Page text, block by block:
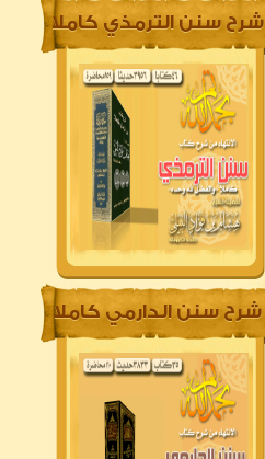
شرح سنن الترمذي كاملا
شرح سنن الدارمي كاملا